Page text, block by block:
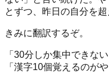
とずつ、昨日の自分を超
きみに翻訳するぞ。
「30分しか集中できな
「漢字10個覚えるのが